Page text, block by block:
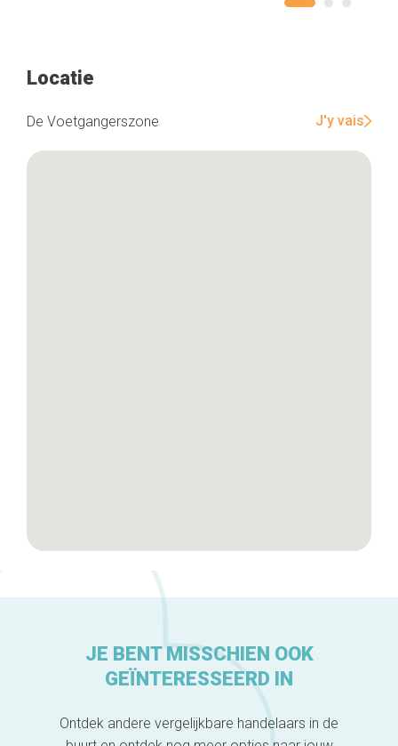
Locatie
De Voetgangerszone J'y vais
JE BENT MISSCHIEN OOK
GEÏNTERESSEERD IN
Ontdek andere vergelijkbare handelaars in de